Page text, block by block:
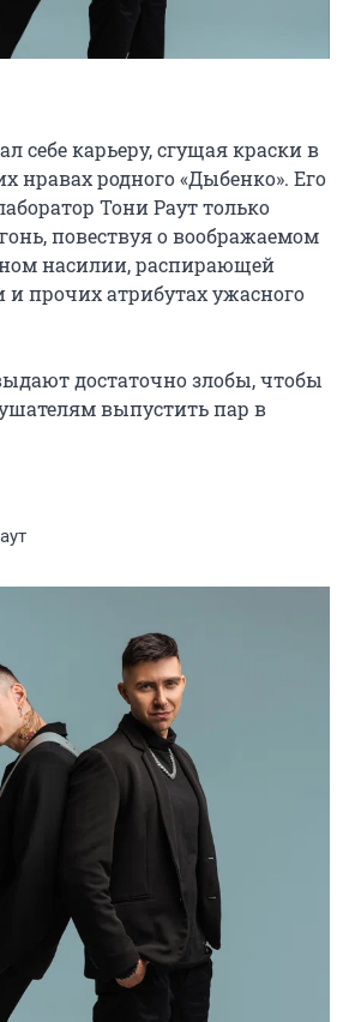
себе карьеру, сгущая краски в
нравах родного «Дыбенко». Его
Тони Раут только
повествуя о воображаемом
насилии, распирающей
и прочих атрибутах ужасного
достаточно злобы, чтобы
выпустить пар в